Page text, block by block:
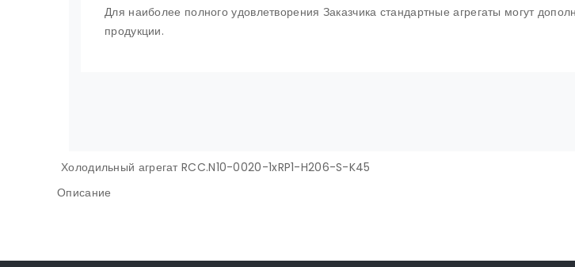
Для наиболее полного удовлетворения Заказчика стандартные агрегаты могут
продукции.
Холодильный агрегат RCC.N10-0020-1xRP1-H206-S-K45
Описание